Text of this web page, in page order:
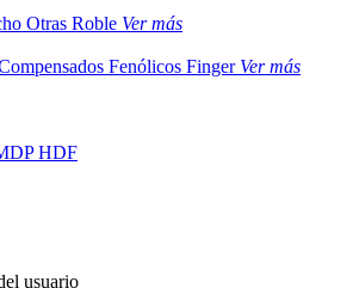
Otras Roble Ver más
Fenólicos Finger Ver más
HDF